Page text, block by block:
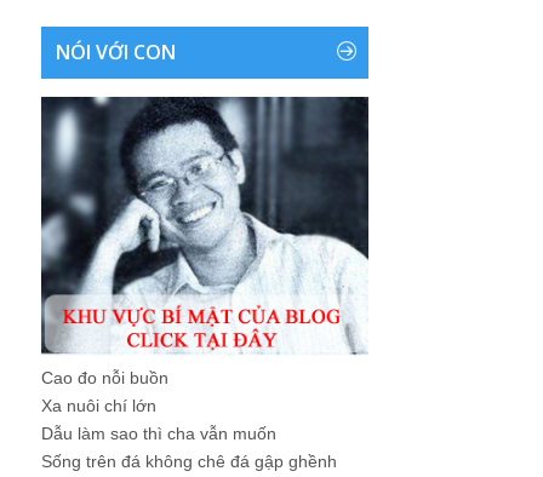
NÓI VỚI CON
Cao đo nỗi buồn
Xa nuôi chí lớn
Dẫu làm sao thì cha vẫn muốn
Sống trên đá không chê đá gập ghềnh